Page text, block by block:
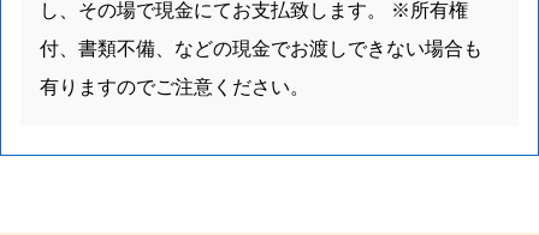
し、その場で現金にてお支払致します。 ※所有権
付、書類不備、などの現金でお渡しできない場合も
有りますのでご注意ください。